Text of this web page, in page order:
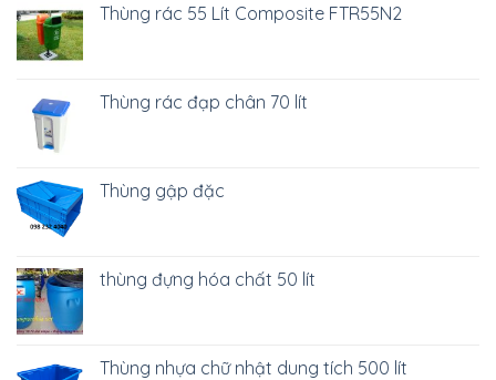
Thùng rác 55 Lít Composite FTR55N2
Thùng rác đạp chân 70 lít
Thùng gập đặc
thùng đựng hóa chất 50 lít
Thùng nhựa chữ nhật dung tích 500 lít